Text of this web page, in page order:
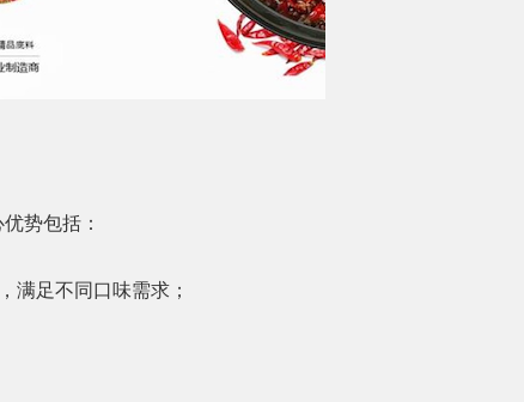
势包括：
满足不同口味需求；